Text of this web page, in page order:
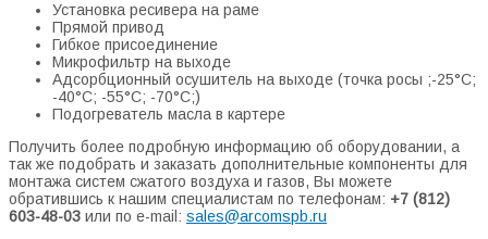
Установка ресивера на раме
Прямой привод
Гибкое присоединение
Микрофильтр на выходе
Адсорбционный осушитель на выходе (точка росы ;-25°С;
-40°С; -55°С; -70°С;)
Подогреватель масла в картере
Получить более подробную информацию об оборудовании, а
так же подобрать и заказать дополнительные компоненты для
монтажа систем сжатого воздуха и газов, Вы можете
обратившись к нашим специалистам по телефонам: +7 (812)
603-48-03 или по e-mail: sales@arcomspb.ru